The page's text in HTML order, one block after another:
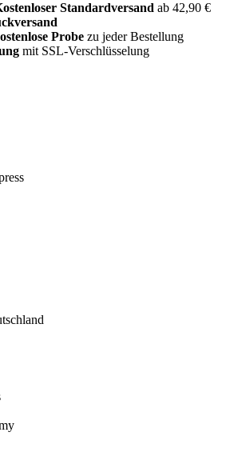
Standardversand ab 42,90 €
Probe zu jeder Bestellung
mit SSL-Verschlüsselung